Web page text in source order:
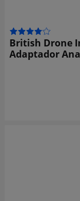
British Drone
Adaptador